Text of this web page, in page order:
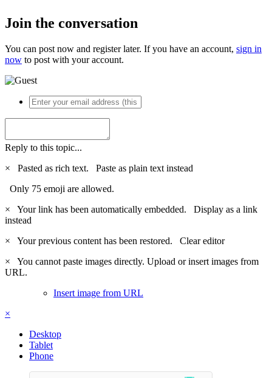
Join the conversation
You can post now and register later. If you have an account, sign in
now to post with your account.
Reply to this topic...
×
Pasted as rich text. Paste as plain text instead
Only 75 emoji are allowed.
×
Your link has been automatically embedded. Display as a link
instead
×
Your previous content has been restored. Clear editor
×
You cannot paste images directly. Upload or insert images from
URL.
Insert image from URL
×
Desktop
Tablet
Phone